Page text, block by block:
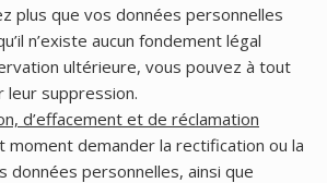
plus que vos données personnelles
n’existe aucun fondement légal
ultérieure, vous pouvez à tout
leur suppression.
d’effacement et de réclamation
moment demander la rectification ou la
données personnelles, ainsi que